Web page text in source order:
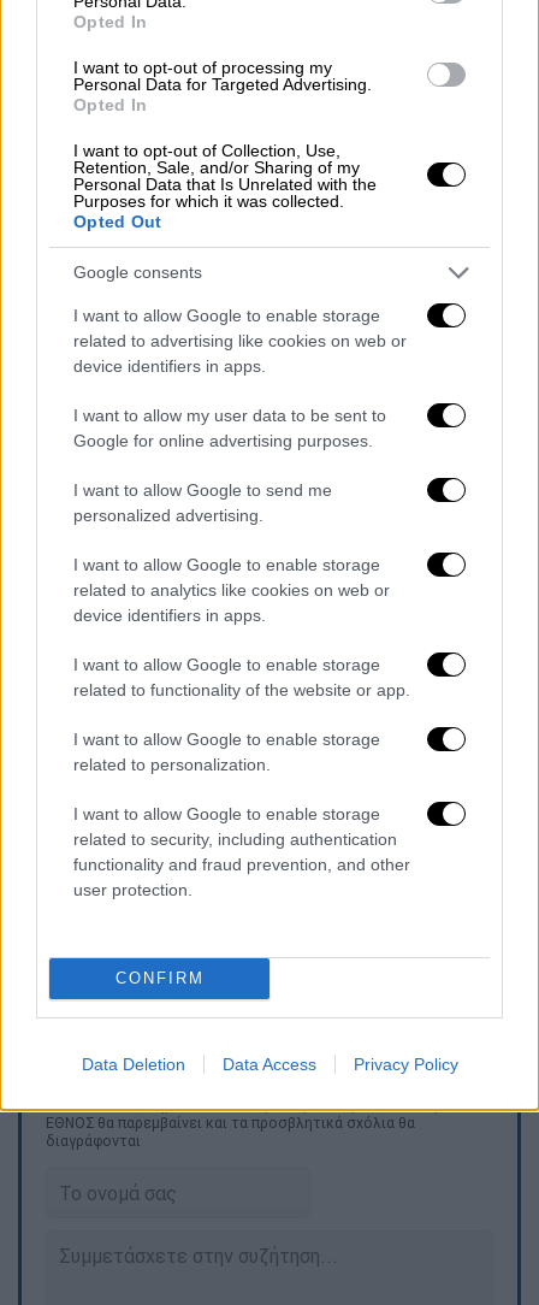
Opted In
I want to opt-out of processing my
Personal Data for Targeted Advertising.
Opted In
I want to opt-out of Collection, Use,
Retention, Sale, and/or Sharing of my
Personal Data that Is Unrelated with the
Purposes for which it was collected.
Opted Out
Google consents
I want to allow Google to enable storage
related to advertising like cookies on web or
device identifiers in apps.
I want to allow my user data to be sent to
Google for online advertising purposes.
I want to allow Google to send me
personalized advertising.
I want to allow Google to enable storage
related to analytics like cookies on web or
device identifiers in apps.
I want to allow Google to enable storage
related to functionality of the website or app.
I want to allow Google to enable storage
related to personalization.
I want to allow Google to enable storage
related to security, including authentication
functionality and fraud prevention, and other
user protection.
CONFIRM
Data Deletion Data Access Privacy Policy
several lives in Switzerland's
renowned resort village of Zermatt,
situated near the Italian border.
The avalanche was triggered by
heavy snowfall and hurricane-force
winds that have…
pic.twitter.com/CCYfObFloU
(@theinformant_x)April 1, 2024
Είχαν εκδοθεί προειδοποιήσεις για
τον κίνδυνο χιονοστιβάδων
Σφοδρέςχιονοπτώσειςκαι πολύ ισχυροί
άνεμοι οδήγησαν τις αρχές να εκδώσουν
χιονοστιβάδων σε περιοχές των
Άλπεων
στο νότιο τμήμα τηςΕλβετίας
των καντονιώνΓκριζόνκαιΒαλέ
«Προβλέπονται μεγάλες χιονοστιβάδες, σε
ορισμένες περιπτώσεις πολύ μεγάλες»
ανέφερε σήμερα το
Έρευνα του Χιονιού και των Χιονοστιβάδων.
Αυτόν τον χειμώνα,14 άνθρωποιέχουν ήδη
χάσει τη ζωή τους σε χιονοστιβάδες στην
, ένας αριθμός ελαφρά μικρότερος
ανέρχεται σε17 θανάτους
Μαρτίου.
ΕΘΝΟΣ θα παρεμβαίνει και τα προσβλητικά σχόλια θα
διαγράφονται